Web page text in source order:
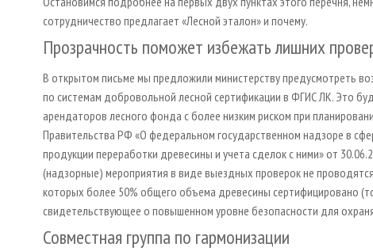
сотрудничество предлагает «Лесной эталон» и почему.
Прозрачность поможет избежать лишних
В открытом письме мы предложили министерству предусмотреть
по системам добровольной лесной сертификации в ФГИС ЛК. Это
арендаторов лесного фонда с более низким риском при
Правительства РФ «О федеральном государственном надзоре в
продукции переработки древесины и учета сделок с ними» от
(надзорные) мероприятия в виде выездных проверок не
которых более 50% общего объема древесины сертифицировано
свидетельствующее о повышенном уровне безопасности для
Совместная группа по гармонизации